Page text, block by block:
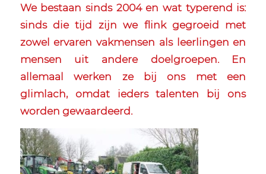
We bestaan sinds 2004 en wat typerend is:
sinds die tijd zijn we flink gegroeid met
zowel ervaren vakmensen als leerlingen en
mensen uit andere doelgroepen. En
allemaal werken ze bij ons met een
glimlach, omdat ieders talenten bij ons
worden gewaardeerd.